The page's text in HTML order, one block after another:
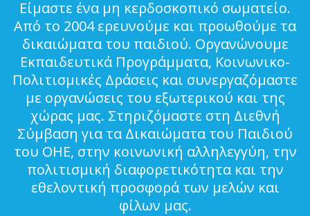
Είμαστε ένα μη κερδοσκοπικό σωματείο.
Από το 2004 ερευνούμε και προωθούμε τα
δικαιώματα του παιδιού. Οργανώνουμε
Εκπαιδευτικά Προγράμματα, Κοινωνικο-
Πολιτισμικές Δράσεις και συνεργαζόμαστε
με οργανώσεις του εξωτερικού και της
χώρας μας. Στηριζόμαστε στη Διεθνή
Σύμβαση για τα Δικαιώματα του Παιδιού
του ΟΗΕ, στην κοινωνική αλληλεγγύη, την
πολιτισμική διαφορετικότητα και την
εθελοντική προσφορά των μελών και
φίλων μας.